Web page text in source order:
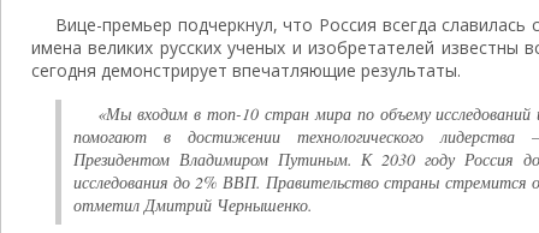
Вице-премьер подчеркнул, что Россия всегда
имена великих русских ученых и изобретателей известны
сегодня демонстрирует впечатляющие результаты.
«Мы входим в топ-10 стран мира по объему
помогают в достижении технологического лидерства
Президентом Владимиром Путиным. К 2030 году Россия
исследования до 2% ВВП. Правительство страны стремится
отметил Дмитрий Чернышенко.